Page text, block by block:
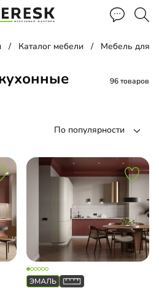
Каталог мебели Мебель для
96 товаров
По популярности